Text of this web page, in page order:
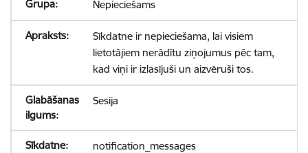
Nepieciešams
Sīkdatne ir nepieciešama, lai visiem
lietotājiem nerādītu ziņojumus pēc tam,
kad viņi ir izlasījuši un aizvēruši tos.
Sesija
notification_messages